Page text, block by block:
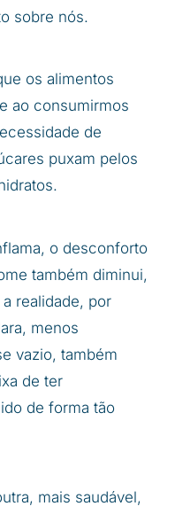
sobre nós.
os alimentos
ao consumirmos
de
puxam pelos
o desconforto
também diminui,
realidade, por
menos
vazio, também
de ter
de forma tão
mais saudável,